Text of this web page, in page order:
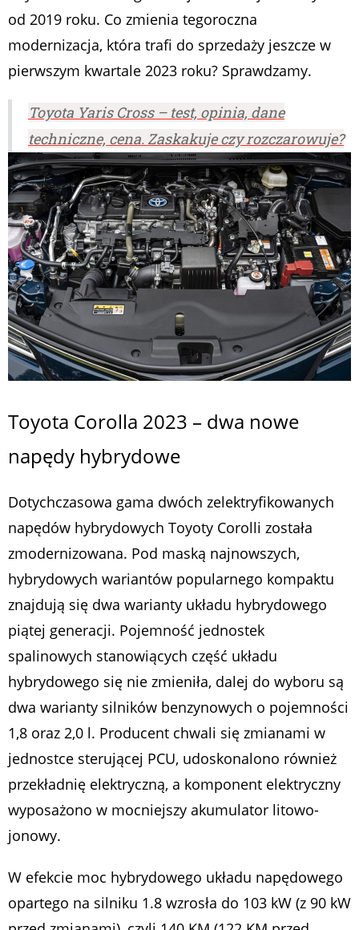
od 2019 roku. Co zmienia tegoroczna
modernizacja, która trafi do sprzedaży jeszcze w
pierwszym kwartale 2023 roku? Sprawdzamy.
Toyota Yaris Cross – test, opinia, dane
techniczne, cena. Zaskakuje czy rozczarowuje?
Toyota Corolla 2023 – dwa nowe
napędy hybrydowe
Dotychczasowa gama dwóch zelektryfikowanych
napędów hybrydowych Toyoty Corolli została
zmodernizowana. Pod maską najnowszych,
hybrydowych wariantów popularnego kompaktu
znajdują się dwa warianty układu hybrydowego
piątej generacji. Pojemność jednostek
spalinowych stanowiących część układu
hybrydowego się nie zmieniła, dalej do wyboru są
dwa warianty silników benzynowych o pojemności
1,8 oraz 2,0 l. Producent chwali się zmianami w
jednostce sterującej PCU, udoskonalono również
przekładnię elektryczną, a komponent elektryczny
wyposażono w mocniejszy akumulator litowo-
jonowy.
W efekcie moc hybrydowego układu napędowego
opartego na silniku 1.8 wzrosła do 103 kW (z 90 kW